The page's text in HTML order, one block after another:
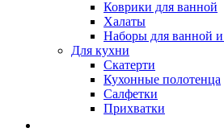
Коврики для ванной
Халаты
Наборы для ванной
Для кухни
Скатерти
Кухонные полотенца
Салфетки
Прихватки